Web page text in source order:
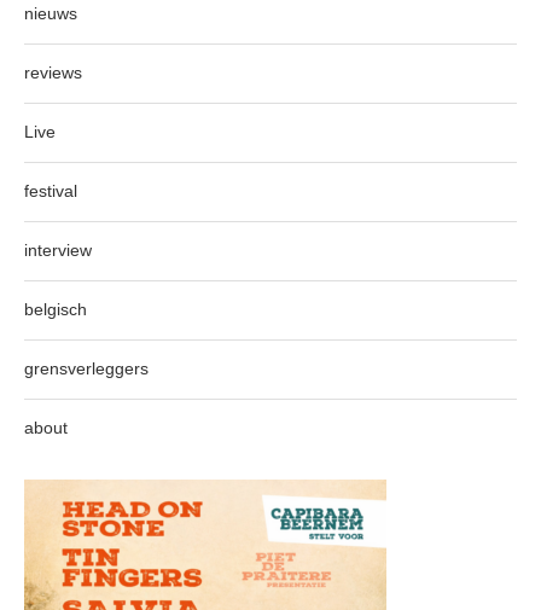
nieuws
reviews
Live
festival
interview
belgisch
grensverleggers
about